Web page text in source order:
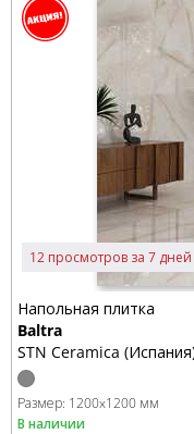
12 просмотров за 7 дней
Напольная плитка
Baltra
STN Ceramica
Размер: 1200x1200 мм
В наличии